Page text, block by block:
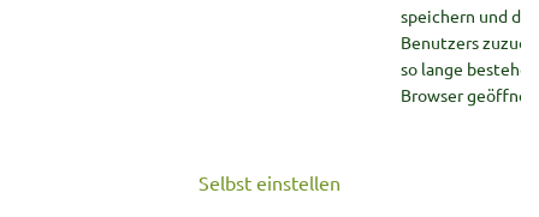
speichern und
Benutzers
so lange
Browser geöffnet
Selbst einstellen